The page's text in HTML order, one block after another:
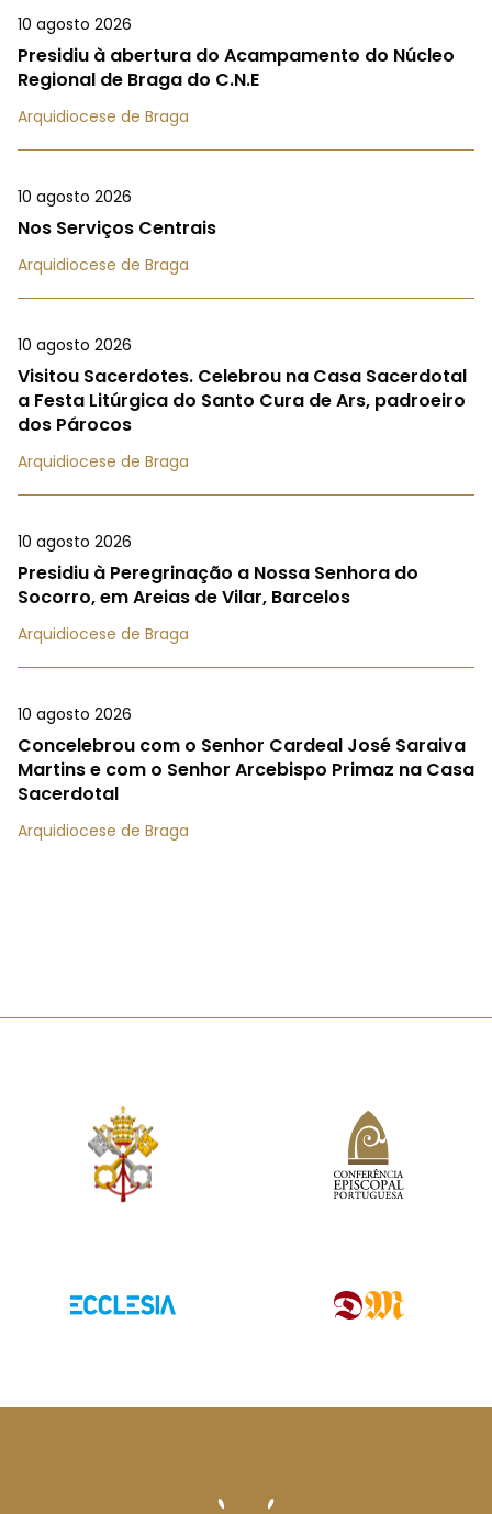
10 agosto 2026
Presidiu à abertura do Acampamento do Núcleo
Regional de Braga do C.N.E
Arquidiocese de Braga
10 agosto 2026
Nos Serviços Centrais
Arquidiocese de Braga
10 agosto 2026
Visitou Sacerdotes. Celebrou na Casa Sacerdotal
a Festa Litúrgica do Santo Cura de Ars, padroeiro
dos Párocos
Arquidiocese de Braga
10 agosto 2026
Presidiu à Peregrinação a Nossa Senhora do
Socorro, em Areias de Vilar, Barcelos
Arquidiocese de Braga
10 agosto 2026
Concelebrou com o Senhor Cardeal José Saraiva
Martins e com o Senhor Arcebispo Primaz na Casa
Sacerdotal
Arquidiocese de Braga